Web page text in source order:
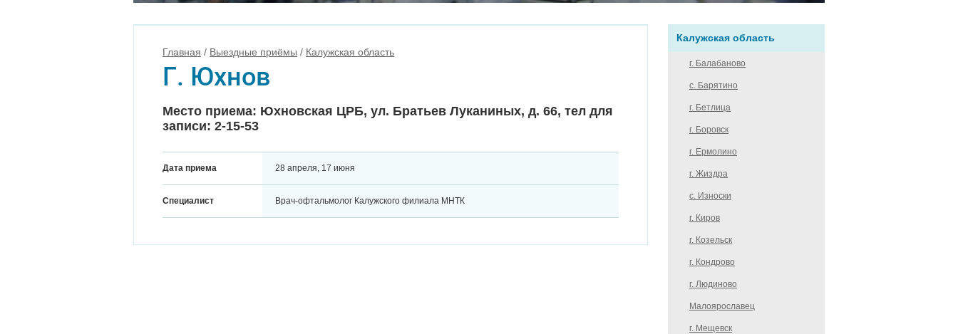
Главная / Выездные приёмы / Калужская область
Г. Юхнов
Место приема: Юхновская ЦРБ, ул. Братьев Луканиных, д. 66, тел для
записи: 2-15-53
Дата приема 28 апреля, 17 июня
Специалист Врач-офтальмолог Калужского филиала МНТК
Калужская область
г. Балабаново
с. Барятино
г. Бетлица
г. Боровск
г. Ермолино
г. Жиздра
с. Износки
г. Киров
г. Козельск
г. Кондрово
г. Людиново
Малоярославец
г. Мещевск